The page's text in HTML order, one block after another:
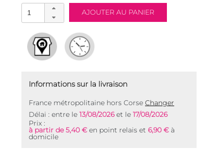
Informations sur la livraison
France métropolitaine hors Corse Changer
Délai : entre le 13/08/2026et le 17/08/2026
Prix :
à partir de 5,40 € en point relais et 6,90 € à
domicile